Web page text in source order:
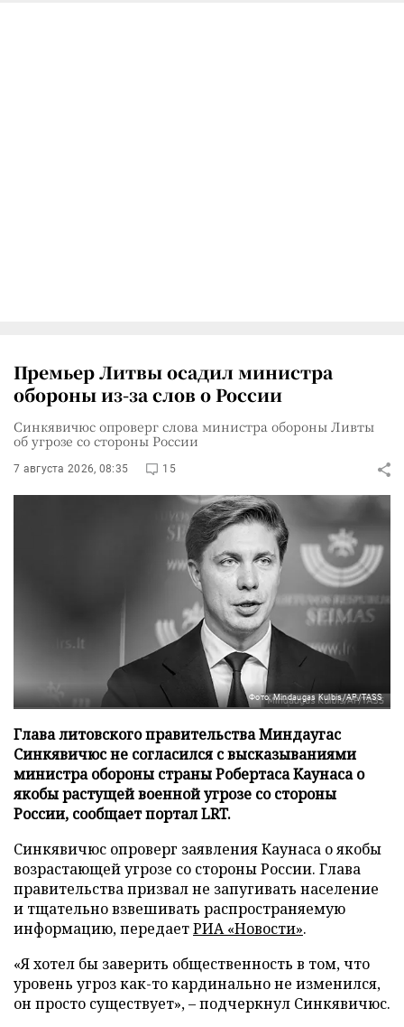
Премьер Литвы осадил министра
обороны из-за слов о России
Синкявичюс опроверг слова министра обороны Ливты
об угрозе со стороны России
7 августа 2026, 08:35 15
Фото: Mindaugas Kulbis/AP/TASS
Глава литовского правительства Миндаугас
Синкявичюс не согласился с высказываниями
министра обороны страны Робертаса Каунаса о
якобы растущей военной угрозе со стороны
России, сообщает портал LRT.
Синкявичюс опроверг заявления Каунаса о якобы
возрастающей угрозе со стороны России. Глава
правительства призвал не запугивать население
и тщательно взвешивать распространяемую
информацию, передаетРИА «Новости».
«Я хотел бы заверить общественность в том, что
уровень угроз как-то кардинально не изменился,
он просто существует», – подчеркнул Синкявичюс.